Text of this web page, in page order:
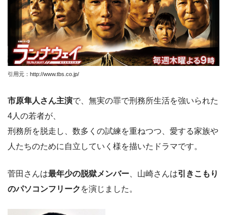
引用元：http://www.tbs.co.jp/
市原隼人さん主演で、無実の罪で刑務所生活を強いられた
4人の若者が、
刑務所を脱走し、数多くの試練を重ねつつ、愛する家族や
人たちのために自立していく様を描いたドラマです。
菅田さんは最年少の脱獄メンバー 、山崎さんは引きこもり
のパソコンフリーク を演じました。